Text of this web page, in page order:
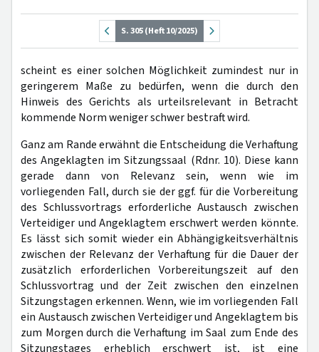
S. 305 (Heft 10/2025)
scheint es einer solchen Möglichkeit zumindest nur in
geringerem Maße zu bedürfen, wenn die durch den
Hinweis des Gerichts als urteilsrelevant in Betracht
kommende Norm weniger schwer bestraft wird.
Ganz am Rande erwähnt die Entscheidung die Verhaftung
des Angeklagten im Sitzungssaal (Rdnr. 10). Diese kann
gerade dann von Relevanz sein, wenn wie im
vorliegenden Fall, durch sie der ggf. für die Vorbereitung
des Schlussvortrags erforderliche Austausch zwischen
Verteidiger und Angeklagtem erschwert werden könnte.
Es lässt sich somit wieder ein Abhängigkeitsverhältnis
zwischen der Relevanz der Verhaftung für die Dauer der
zusätzlich erforderlichen Vorbereitungszeit auf den
Schlussvortrag und der Zeit zwischen den einzelnen
Sitzungstagen erkennen. Wenn, wie im vorliegenden Fall
ein Austausch zwischen Verteidiger und Angeklagtem bis
zum Morgen durch die Verhaftung im Saal zum Ende des
Sitzungstages erheblich erschwert ist, ist eine